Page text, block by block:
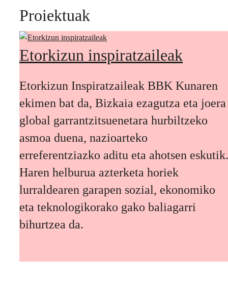
Proiektuak
Etorkizun inspiratzaileak
Etorkizun Inspiratzaileak BBK Kunaren
ekimen bat da, Bizkaia ezagutza eta joera
global garrantzitsuenetara hurbiltzeko
asmoa duena, nazioarteko
erreferentziazko aditu eta ahotsen eskutik.
Haren helburua azterketa horiek
lurraldearen garapen sozial, ekonomiko
eta teknologikorako gako baliagarri
bihurtzea da.